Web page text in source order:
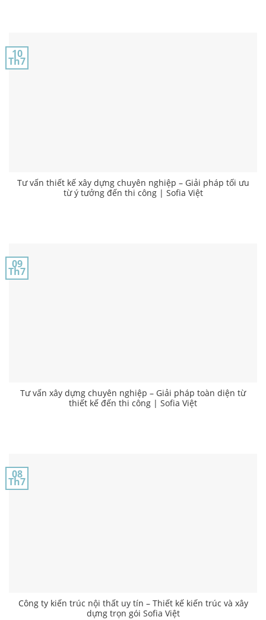
Tư vấn thiết kế xây dựng chuyên nghiệp – Giải pháp tối ưu
từ ý tưởng đến thi công | Sofia Việt
10
Th7
Tư vấn xây dựng chuyên nghiệp – Giải pháp toàn diện từ
thiết kế đến thi công | Sofia Việt
09
Th7
Công ty kiến trúc nội thất uy tín – Thiết kế kiến trúc và xây
dựng trọn gói Sofia Việt
08
Th7